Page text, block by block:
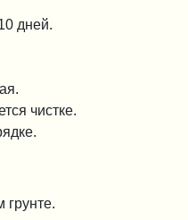
дней.
чистке.